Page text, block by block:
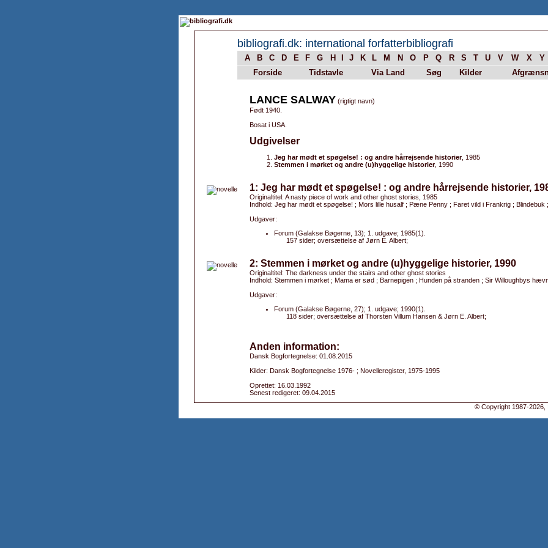
bibliografi.dk: international forfatterbibliografi
A B C D E F G H J K L M N O P Q R S T U V W X Y
Forside
Tidstavle Via Land Søg Kilder
LANCE SALWAY (rigtigt navn)
Født 1940.
Bosat i USA.
Udgivelser
Jeg har mødt et spøgelse! : og andre hårrejsende historier, 1985
Stemmen i mørket og andre (u)hyggelige historier, 1990
1: Jeg har mødt et spøgelse! : og andre hårrejsende historier,
Originaltitel: A nasty piece of work and other ghost stories, 1985
Indhold: Jeg har mødt et spøgelse! ; Mors lille husalf ; Pæne Penny ; Faret vild i Frankrig ; Blindebuk
Udgaver:
Forum (Galakse Bøgerne, 13); 1. udgave; 1985(1).
157 sider; oversættelse af Jørn E. Albert;
2: Stemmen i mørket og andre (u)hyggelige historier, 1990
Originaltitel: The darkness under the stairs and other ghost stories
Indhold: Stemmen i mørket ; Mama er sød ; Barnepigen ; Hunden på stranden ; Sir Willoughbys
Udgaver:
Forum (Galakse Bøgerne, 27); 1. udgave; 1990(1).
118 sider; oversættelse af Thorsten Villum Hansen & Jørn E. Albert;
Anden information:
Dansk Bogfortegnelse: 01.08.2015
Kilder: Dansk Bogfortegnelse 1976- ; Novelleregister, 1975-1995
Oprettet: 16.03.1992
Senest redigeret: 09.04.2015
© Copyright 1987-